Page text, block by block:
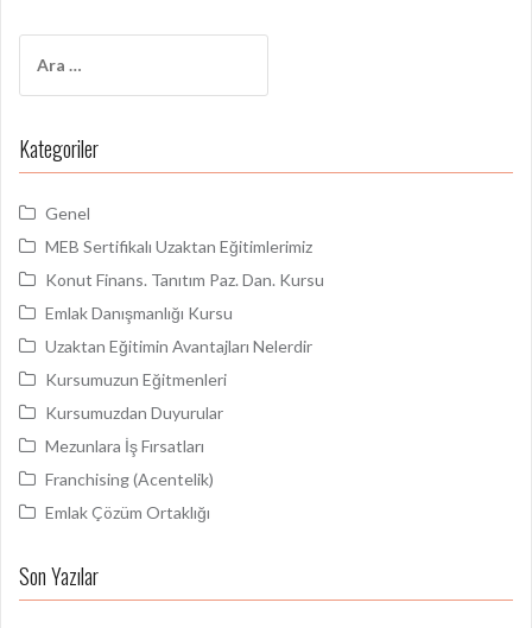
a
ş
ı
m
ı
a
a
:
Kategoriler
Genel
MEB Sertifikalı Uzaktan Eğitimlerimiz
Konut Finans. Tanıtım Paz. Dan. Kursu
Emlak Danışmanlığı Kursu
Uzaktan Eğitimin Avantajları Nelerdir
Kursumuzun Eğitmenleri
Kursumuzdan Duyurular
Mezunlara İş Fırsatları
Franchising (Acentelik)
Emlak Çözüm Ortaklığı
Son Yazılar